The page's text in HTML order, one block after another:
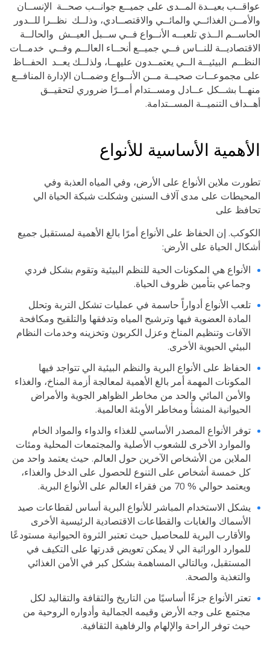
عواقــب بعيــدة المــدى على جميــع جوانــب صحــة الإنســان
والأمــن الغذائــي والمائــي والاقتصــادي، وذلــك نظــرا للــدور
الحاســم الــذي تلعبــه الأنــواع فــي ســبل العيــش والحالــة
الاقتصاديــة للنــاس فــي جميــع أنحــاء العالــم وفــي خدمــات
النظــم البيئيــة الــي يعتمــدون عليهــا، ولذلــك يعــد الحفــاظ
على مجموعــات صحيــة مــن الأنــواع وضمــان الإدارة المنافــع
منهــا بشــكل عــادل ومســتدام أمــرًا ضروري لتحقيــق
أهــداف التنميــة المســتدامة.
الأهمية الأساسية للأنواع
تطورت ملاين الأنواع على الأرض، وفي المياه العذبة وفي
المحيطات على مدى آلاف السنين وشكلت شبكة الحياة الي
تحافظ على
الكوكب. إن الحفاظ على الأنواع أمرًا بالغ الأهمية لمستقبل جميع
أشكال الحياة على الأرض:
الأنواع هي المكونات الحية للنظم البيئية وتقوم بشكل فردي
وجماعي بتأمين ظروف الحياة.
تلعب الأنواع أدواراً حاسمة في عمليات تشكل التربة وتحلل
المادة العضوية فيها وترشيح المياه وتدفقها والتلقيح ومكافحة
الآفات وتنظيم المناخ وعزل الكربون وتخزينه وخدمات النظام
البيئي الحيوية الأخرى.
الحفاظ على الأنواع البرية والنظم البيئية الي تتواجد فيها
المكونات المهمة أمر بالغ الأهمية لمعالجة أزمة المناخ، والغذاء
والأمن المائي والحد من مخاطر الظواهر الجوية والأمراض
الحيوانية المنشأ ومخاطر الأوبئة العالمية.
توفر الأنواع المصدر الأساسي للغذاء والدواء والمواد الخام
والموارد الأخرى للشعوب الأصلية والمجتمعات المحلية ومئات
الملاين من الأشخاص الآخرين حول العالم. حيث يعتمد واحد من
كل خمسة أشخاص على التنوع للحصول على الدخل والغذاء،
ويعتمد حوالي % 70 من فقراء العالم على الأنواع البرية.
يشكل الاستخدام المباشر للأنواع البرية أساس لقطاعات صيد
الأسماك والغابات والقطاعات الاقتصادية الرئيسية الأخرى
والأقارب البرية للمحاصيل حيث تعتبر الثروة الحيوانية مستودعًا
للموارد الوراثية الي لا يمكن تعويض قدرتها على التكيف في
المستقبل، وبالتالي المساهمة بشكل كبر في الأمن الغذائي
والتغذية والصحة.
تعتر الأنواع جزءًا أساسيًا من التاريخ والثقافة والتقاليد لكل
مجتمع على وجه الأرض وقيمه الجمالية وأدواره الروحية من
حيث توفر الراحة والإلهام والرفاهية الثقافية.